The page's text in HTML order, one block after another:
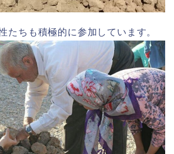
たちも積極的に参加しています。